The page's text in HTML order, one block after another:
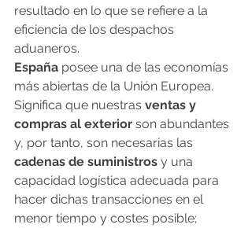
resultado en lo que se refiere a la
eficiencia de los despachos
aduaneros.
España posee una de las economías
más abiertas de la Unión Europea.
Significa que nuestras ventas y
compras al exterior son abundantes
y, por tanto, son necesarias las
cadenas de suministros y una
capacidad logística adecuada para
hacer dichas transacciones en el
menor tiempo y costes posible;